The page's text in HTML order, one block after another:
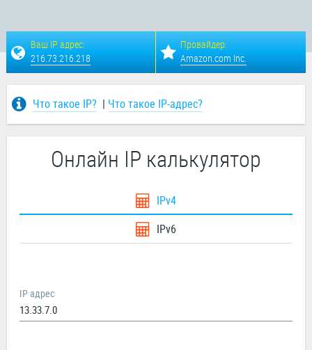
Ваш IP адрес:
216.73.216.218
Провайдер:
Amazon.com Inc.
Что такое IP? | Что такое IP-адрес?
Онлайн IP калькулятор
IPv4
IPv6
IP адрес